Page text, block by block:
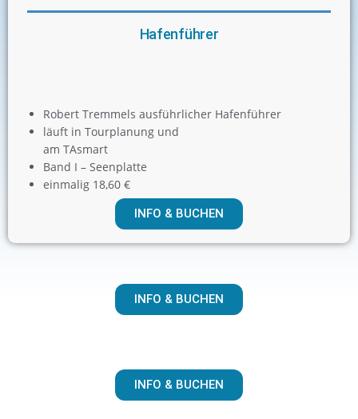
Hafenführer
Robert Tremmels ausführlicher Hafenführer
läuft in Tourplanung und
am TAsmart
Band I – Seenplatte
einmalig 18,60 €
INFO & BUCHEN
INFO & BUCHEN
INFO & BUCHEN